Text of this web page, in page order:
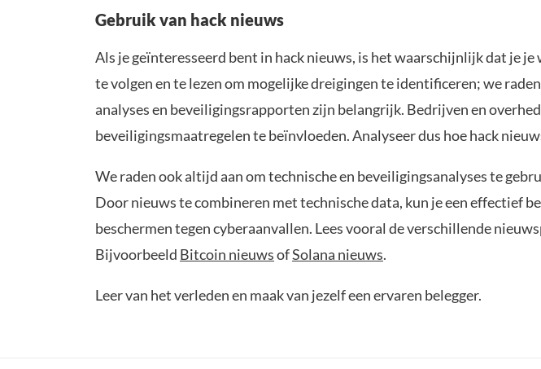
Gebruik van hack nieuws
Als je geïnteresseerd bent in hack nieuws, is het waarschijnlijk dat je
te volgen en te lezen om mogelijke dreigingen te identificeren; we
analyses en beveiligingsrapporten zijn belangrijk. Bedrijven en
beveiligingsmaatregelen te beïnvloeden. Analyseer dus hoe hack
We raden ook altijd aan om technische en beveiligingsanalyses te
Door nieuws te combineren met technische data, kun je een effectief
beschermen tegen cyberaanvallen. Lees vooral de verschillende
Bijvoorbeeld Bitcoin nieuwsofSolana nieuws.
Leer van het verleden en maak van jezelf een ervaren belegger.